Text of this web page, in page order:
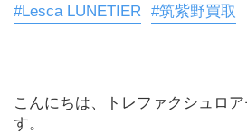
#Lesca LUNETIER
#筑紫野買取
こんにちは、トレファクシュロ
す。